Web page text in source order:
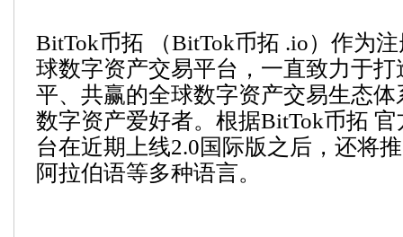
BitTok币拓 （BitTok币拓 .io）作为
球数字资产交易平台，一直致力于
平、共赢的全球数字资产交易生态
数字资产爱好者。根据BitTok币拓
台在近期上线2.0国际版之后，还将
阿拉伯语等多种语言。